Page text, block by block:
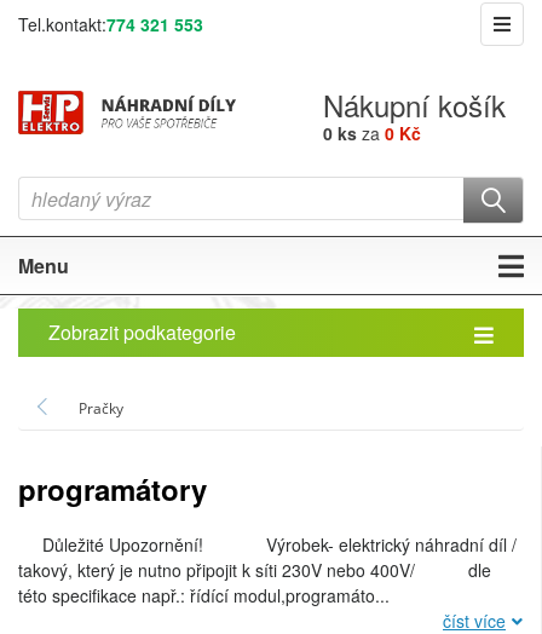
Tel.kontakt:774 321 553
Nákupní košík
0 ks za 0 Kč
Menu
Zobrazit podkategorie
Pračky
programátory
Důležité Upozornění! Výrobek- elektrický náhradní díl /
takový, který je nutno připojit k síti 230V nebo 400V/ dle
této specifikace např.: řídící modul,programáto...
číst více